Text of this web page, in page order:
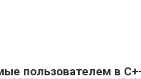
пользователем в